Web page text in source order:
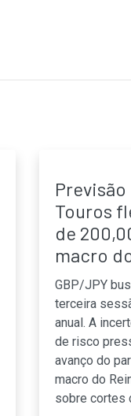
Touros
de
macro
GBP/JPY
terceira
anual. A
de risco
avanço do
macro do
sobre cortes